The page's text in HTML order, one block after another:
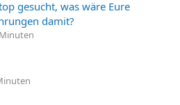
gesucht, was wäre Eure
damit?